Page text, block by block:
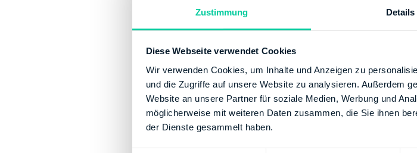
Zustimmung Details
Diese Webseite verwendet Cookies
Wir verwenden Cookies, um Inhalte und Anzeigen zu
und die Zugriffe auf unsere Website zu analysieren. Außerdem
Website an unsere Partner für soziale Medien, Werbung und
möglicherweise mit weiteren Daten zusammen, die Sie ihnen
der Dienste gesammelt haben.
Mittwoch:08:00-11:00
Kontaktinformation
E-Mail: poststelle@fa-ploen.landsh.de
Telefonnummer: +49 45225060
Fax: +49 45225062149
Bankverbindung